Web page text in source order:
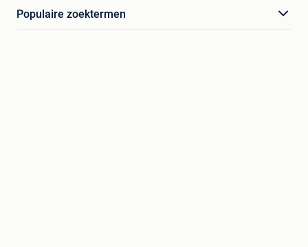
Populaire zoektermen